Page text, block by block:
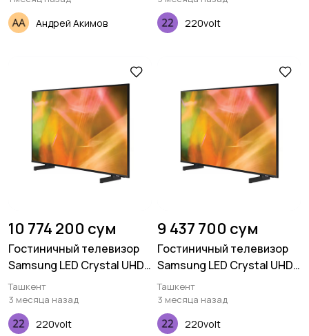
Андрей Акимов 220volt
10 774 200 сум
Гостиничный телевизор
Samsung LED Crystal UHD
4K HG43BU800 55 дюймов
Ташкент
3 месяца назад
220volt
9 437 700 сум
Гостиничный телевизор
Samsung LED Crystal UHD
4K HG43BU800 50 дюймов
Ташкент
3 месяца назад
220volt